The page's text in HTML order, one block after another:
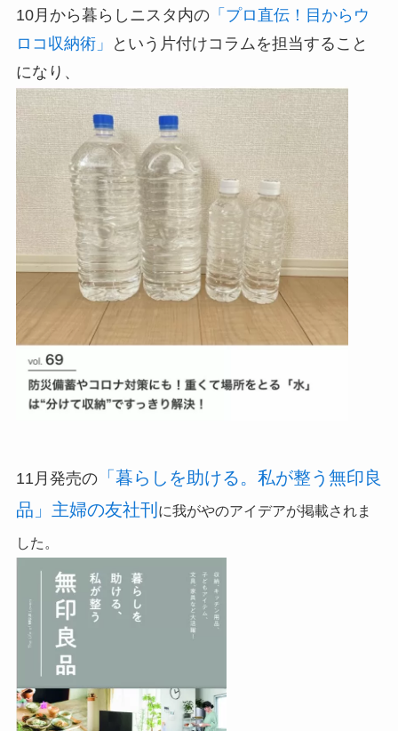
10月から暮らしニスタ内の「プロ直伝！目からウ
ロコ収納術」
という片付けコラムを担当すること
になり、
11月発売の「暮らしを助ける。私が整う無印良
品」主婦の友社刊 に我がやのアイデアが掲載されま
した。